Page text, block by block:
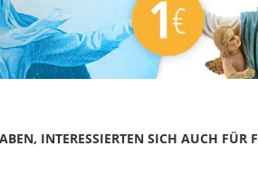
INTERESSIERTEN SICH AUCH FÜR